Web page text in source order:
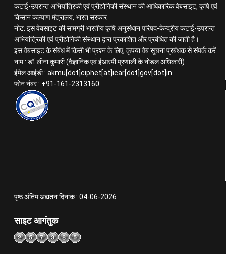
कटाई-उपरान्त अभियांत्रिकी एवं प्रौद्योगिकी संस्थान की आधिकारिक वेबसाइट, कृषि एवं
किसान कल्याण मंत्रालय, भारत सरकार
नोट: इस वेबसाइट की सामग्री भारतीय कृषि अनुसंधान परिषद-केन्द्रीय कटाई-उपरान्त
अभियांत्रिकी एवं प्रौद्योगिकी संस्थान द्वारा प्रकाशित और प्रबंधित की जाती है।
इस वेबसाइट के संबंध में किसी भी प्रश्न के लिए, कृपया वेब सूचना प्रबंधक से संपर्क करें
नाम : डॉ. लीना कुमारी (वैज्ञानिक एवं ईआरपी प्रणाली के नोडल अधिकारी)
ईमेल आईडी : akmu[dot]ciphet[at]icar[dot]gov[dot]in
फोन नंबर : +91-161-2313160
पृष्ठ अंतिम अद्यतन दिनांक : 04-06-2026
साइट आगंतुक